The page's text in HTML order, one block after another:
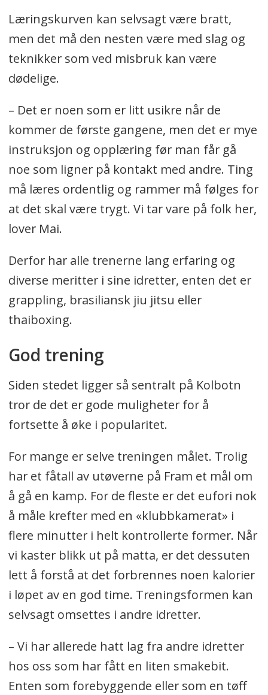
Læringskurven kan selvsagt være bratt,
men det må den nesten være med slag og
teknikker som ved misbruk kan være
dødelige.
– Det er noen som er litt usikre når de
kommer de første gangene, men det er mye
instruksjon og opplæring før man får gå
noe som ligner på kontakt med andre. Ting
må læres ordentlig og rammer må følges for
at det skal være trygt. Vi tar vare på folk her,
lover Mai.
Derfor har alle trenerne lang erfaring og
diverse meritter i sine idretter, enten det er
grappling, brasiliansk jiu jitsu eller
thaiboxing.
God trening
Siden stedet ligger så sentralt på Kolbotn
tror de det er gode muligheter for å
fortsette å øke i popularitet.
For mange er selve treningen målet. Trolig
har et fåtall av utøverne på Fram et mål om
å gå en kamp. For de fleste er det eufori nok
å måle krefter med en «klubbkamerat» i
flere minutter i helt kontrollerte former. Når
vi kaster blikk ut på matta, er det dessuten
lett å forstå at det forbrennes noen kalorier
i løpet av en god time. Treningsformen kan
selvsagt omsettes i andre idretter.
– Vi har allerede hatt lag fra andre idretter
hos oss som har fått en liten smakebit.
Enten som forebyggende eller som en tøff